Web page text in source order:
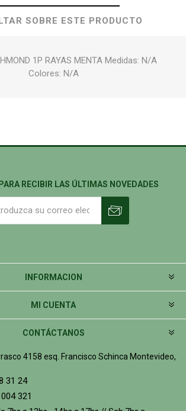
SOBRE ESTE PRODUCTO
1P RAYAS MENTA Medidas: N/A
Colores: N/A
RECIBIR LAS ÚLTIMAS NOVEDADES
INFORMACION
MI CUENTA
CONTÁCTANOS
4158 esq. Francisco Schinca Montevideo,
31 24
321